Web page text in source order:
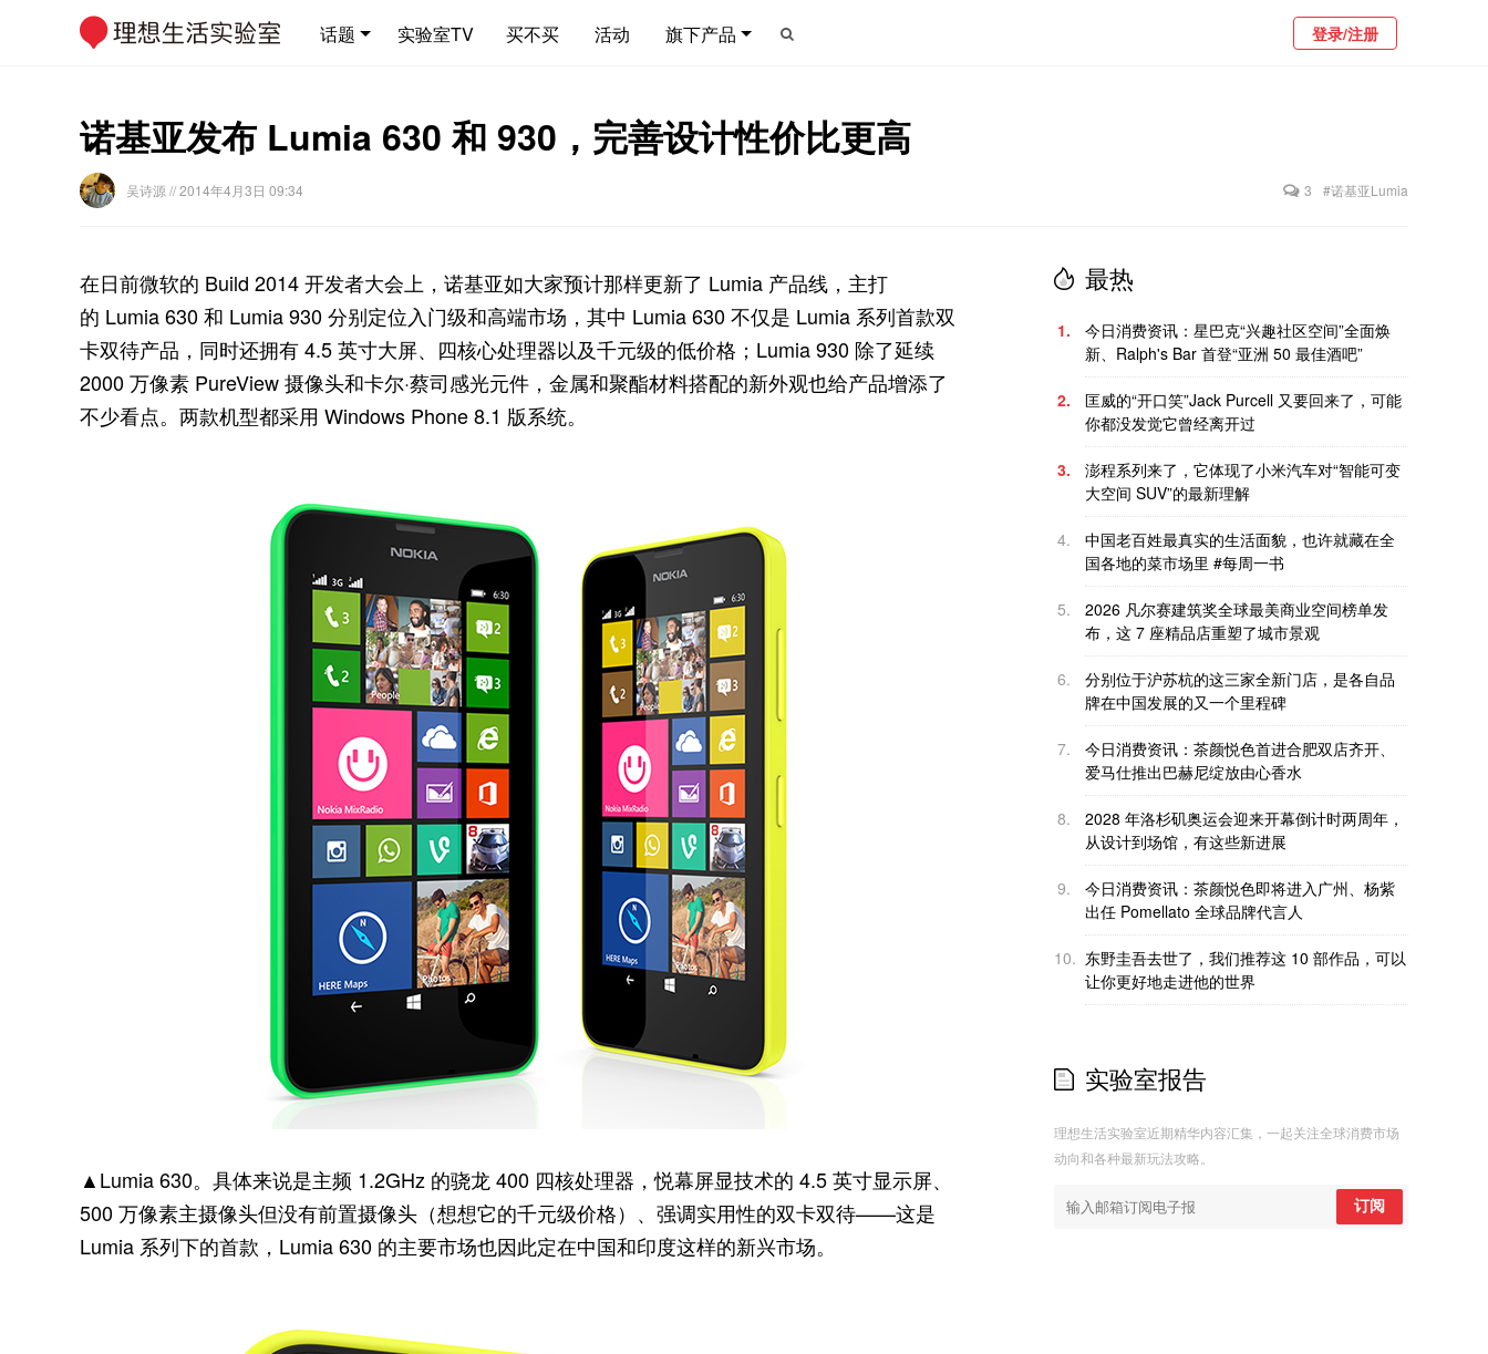
话题 实验室TV 买不买 活动 旗下产品 登录/注册
诺基亚发布 Lumia 630 和 930，完善设计性价比更高
吴诗源 // 2014年4月3日 09:34 3 #诺基亚Lumia
在日前微软的 Build 2014 开发者大会上，诺基亚如大家预计那样更新了 Lumia 产品线，主打
的 Lumia 630 和 Lumia 930 分别定位入门级和高端市场，其中 Lumia 630 不仅是 Lumia 系列首款双
卡双待产品，同时还拥有 4.5 英寸大屏、四核心处理器以及千元级的低价格；Lumia 930 除了延续
2000 万像素 PureView 摄像头和卡尔·蔡司感光元件，金属和聚酯材料搭配的新外观也给产品增添了
不少看点。两款机型都采用 Windows Phone 8.1 版系统。
▲Lumia 630。具体来说是主频 1.2GHz 的骁龙 400 四核处理器，悦幕屏显技术的 4.5 英寸显示屏、
500 万像素主摄像头但没有前置摄像头（想想它的千元级价格）、强调实用性的双卡双待——这是
Lumia 系列下的首款，Lumia 630 的主要市场也因此定在中国和印度这样的新兴市场。
最热
1.
今日消费资讯：星巴克“兴趣社区空间”全面焕
新、Ralph's Bar 首登“亚洲 50 最佳酒吧”
2.
匡威的“开口笑”Jack Purcell 又要回来了，可能
你都没发觉它曾经离开过
3.
澎程系列来了，它体现了小米汽车对“智能可变
大空间 SUV”的最新理解
4.
中国老百姓最真实的生活面貌，也许就藏在全
国各地的菜市场里 #每周一书
5.
2026 凡尔赛建筑奖全球最美商业空间榜单发
布，这 7 座精品店重塑了城市景观
6.
分别位于沪苏杭的这三家全新门店，是各自品
牌在中国发展的又一个里程碑
7.
今日消费资讯：茶颜悦色首进合肥双店齐开、
爱马仕推出巴赫尼绽放由心香水
8.
2028 年洛杉矶奥运会迎来开幕倒计时两周年，
从设计到场馆，有这些新进展
9.
今日消费资讯：茶颜悦色即将进入广州、杨紫
出任 Pomellato 全球品牌代言人
10. 东野圭吾去世了，我们推荐这 10 部作品，可以
让你更好地走进他的世界
实验室报告
理想生活实验室近期精华内容汇集，一起关注全球消费市场
动向和各种最新玩法攻略。